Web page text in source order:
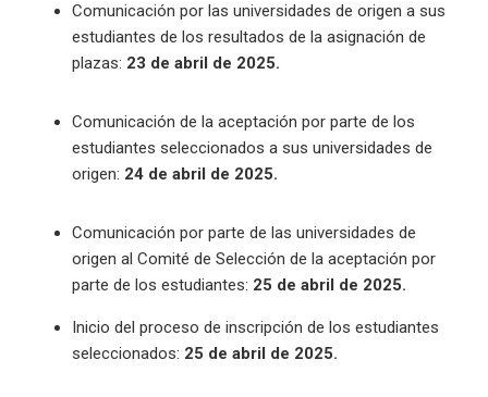
Comunicación por las universidades de origen a sus
estudiantes de los resultados de la asignación de
plazas: 23 de abril de 2025.
Comunicación de la aceptación por parte de los
estudiantes seleccionados a sus universidades de
origen: 24 de abril de 2025.
Comunicación por parte de las universidades de
origen al Comité de Selección de la aceptación por
parte de los estudiantes: 25 de abril de 2025.
Inicio del proceso de inscripción de los estudiantes
seleccionados: 25 de abril de 2025.